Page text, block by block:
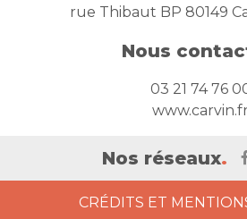
rue Thibaut BP 80149
Nous
03 21 74 76
www.carvin.fr
Nos réseaux.
CRÉDITS ET